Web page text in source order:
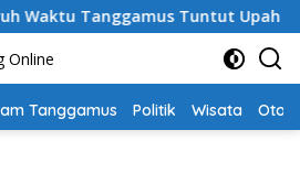
Waktu Tanggamus Tuntut Upah Layak
Tanggamus Politik Wisata Oto